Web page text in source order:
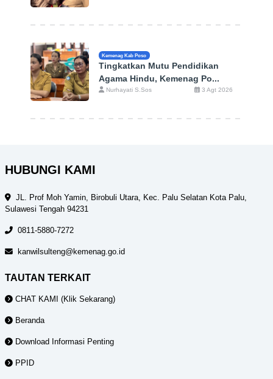
Kemenag Kab Poso
Tingkatkan Mutu Pendidikan
Agama Hindu, Kemenag Po...
Nurhayati S.Sos 3 Agt 2026
HUBUNGI KAMI
JL. Prof Moh Yamin, Birobuli Utara, Kec. Palu Selatan Kota Palu,
Sulawesi Tengah 94231
0811-5880-7272
kanwilsulteng@kemenag.go.id
TAUTAN TERKAIT
CHAT KAMI (Klik Sekarang)
Beranda
Download Informasi Penting
PPID